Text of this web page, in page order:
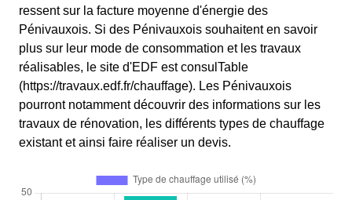
ressent sur la facture moyenne d'énergie des
Pénivauxois. Si des Pénivauxois souhaitent en savoir
plus sur leur mode de consommation et les travaux
réalisables, le site d'EDF est consulTable
(https://travaux.edf.fr/chauffage). Les Pénivauxois
pourront notamment découvrir des informations sur les
travaux de rénovation, les différents types de chauffage
existant et ainsi faire réaliser un devis.